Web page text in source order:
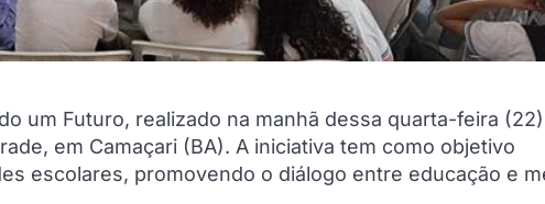
um Futuro, realizado na manhã dessa quarta-feira
em Camaçari (BA). A iniciativa tem como objetivo
escolares, promovendo o diálogo entre educação e